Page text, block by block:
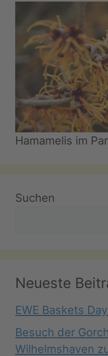
Hamamelis im
Suchen
Neueste
EWE Baskets
Besuch der
Wilhelmshaven